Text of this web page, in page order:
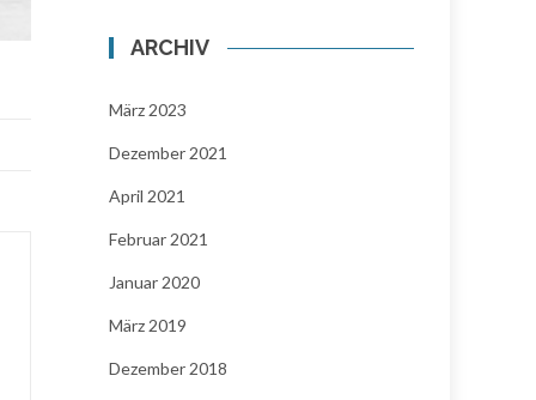
ARCHIV
März 2023
Dezember 2021
April 2021
Februar 2021
Januar 2020
März 2019
Dezember 2018